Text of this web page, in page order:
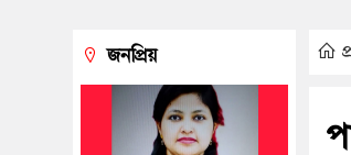
জনপ্রিয়